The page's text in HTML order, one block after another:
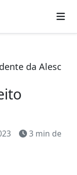
da Alesc
3 min de